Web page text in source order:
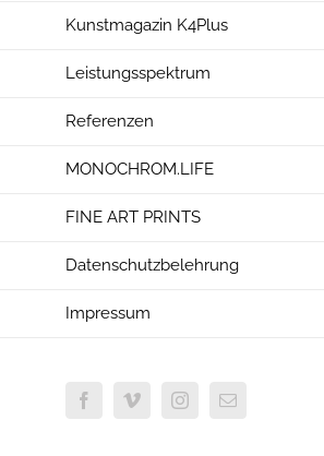
Kunstmagazin K4Plus
Leistungsspektrum
Referenzen
MONOCHROM.LIFE
FINE ART PRINTS
Datenschutzbelehrung
Impressum
FacebookVimeoInstagram
E-